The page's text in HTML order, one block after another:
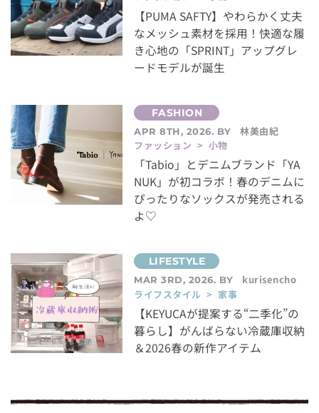
【PUMA SAFTY】やわらかく丈夫
なメッシュ素材を採用！快適な履
き心地の「SPRINT」アップグレ
ードモデルが誕生
APR 8TH, 2026. BY
林美由紀
ファッション > 小物
「Tabio」とデニムブランド「YA
NUK」が初コラボ！春のデニムに
ぴったりなソックスが発売される
よ♡
MAR 3RD, 2026. BY
kurisencho
ライフスタイル > 家事
【KEYUCAが提案する“二季化”の
暮らし】がんばらない冷蔵庫収納
＆2026春の新作アイテム